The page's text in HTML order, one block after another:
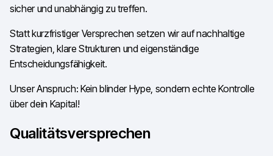
sicher und unabhängig zu treffen.
Statt kurzfristiger Versprechen setzen wir auf nachhaltige
Strategien, klare Strukturen und eigenständige
Entscheidungsfähigkeit.
Unser Anspruch: Kein blinder Hype, sondern echte Kontrolle
über dein Kapital!
Qualitätsversprechen